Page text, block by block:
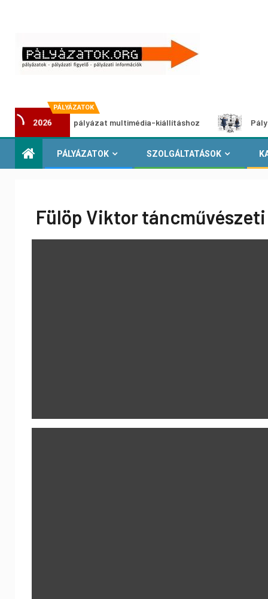
PÁLYÁZATOK
2026
Alkotói pályázat multimédia-kiállításhoz Pályázat a
PÁLYÁZATOK SZOLGÁLTATÁSOK
Fülöp Viktor